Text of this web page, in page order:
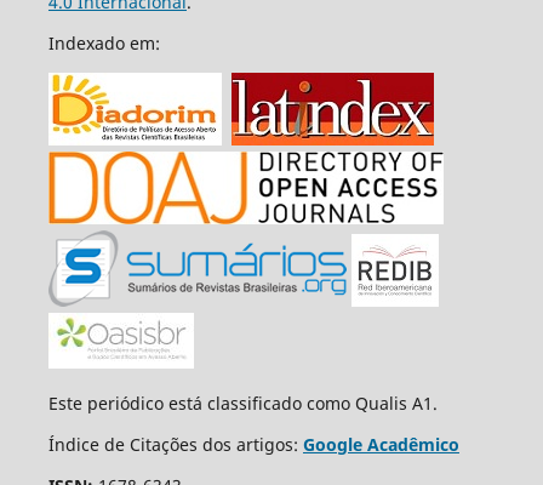
Indexado em:
Este periódico está classificado como Qualis A1.
Índice de Citações dos artigos: Google Acadêmico